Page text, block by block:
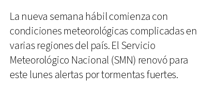
La nueva semana hábil comienza con
condiciones meteorológicas complicadas en
varias regiones del país. El Servicio
Meteorológico Nacional (SMN) renovó para
este lunes alertas por tormentas fuertes.